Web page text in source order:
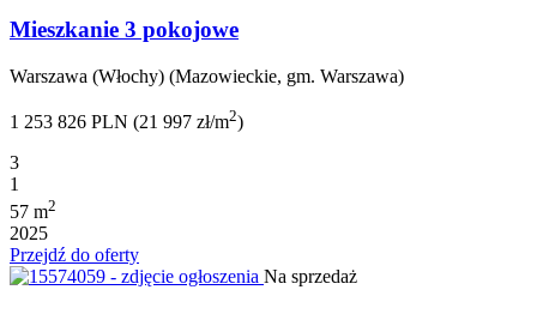
Mieszkanie 3 pokojowe
Warszawa (Włochy) (Mazowieckie, gm. Warszawa)
1 253 826 PLN (21 997 zł/m2)
3
1
57 m2
2025
Przejdź do oferty
Na sprzedaż